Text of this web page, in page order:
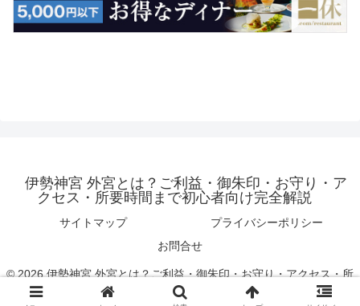
伊勢神宮 外宮とは？ご利益・御朱印・お守り・ア
クセス・所要時間まで初心者向け完全解説
サイトマップ
プライバシーポリシー
お問合せ
© 2026 伊勢神宮 外宮とは？ご利益・御朱印・お守り・アクセス・所
要時間まで初心者向け完全解説.